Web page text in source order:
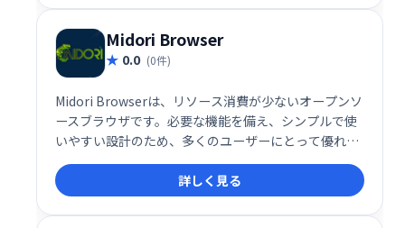
Midori Browser
0.0 (0件)
Midori Browserは、リソース消費が少ないオープンソ
ースブラウザです。必要な機能を備え、シンプルで使
いやすい設計のため、多くのユーザーにとって優れた
選択肢となります。動作が軽く、快適なブラウジング
体験を提供します。
詳しく見る